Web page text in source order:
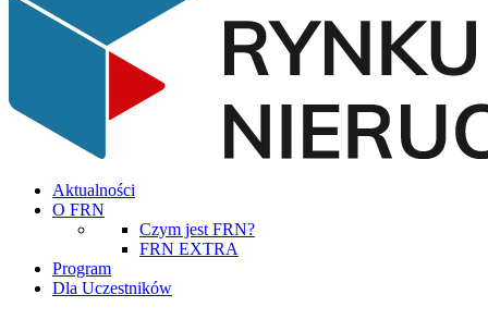
Aktualności
O FRN
Czym jest FRN?
FRN EXTRA
Program
Dla Uczestników